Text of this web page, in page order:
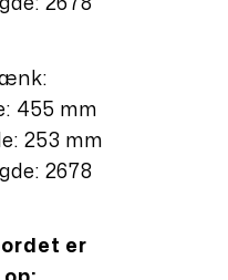
2678
455 mm
253 mm
2678
er